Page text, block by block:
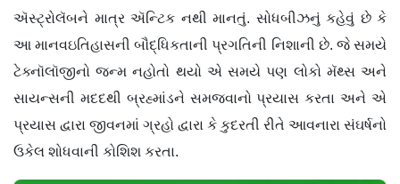
ઍસ્ટ્રોલૅબને માત્ર ઍન્ટિક નથી માનતું. સોધબીઝનું કહેવું છે કે
આ માનવઇતિહાસની બૌદ્ધિકતાની પ્રગતિની નિશાની છે. જે સમયે
ટેક્નૉલૉજીનો જન્મ નહોતો થયો એ સમયે પણ લોકો મૅથ્સ અને
સાયન્સની મદદથી બ્રહ્માંડને સમજવાનો પ્રયાસ કરતા અને એ
પ્રયાસ દ્વારા જીવનમાં ગ્રહો દ્વારા કે કુદરતી રીતે આવનારા સંઘર્ષનો
ઉકેલ શોધવાની કોશિશ કરતા.